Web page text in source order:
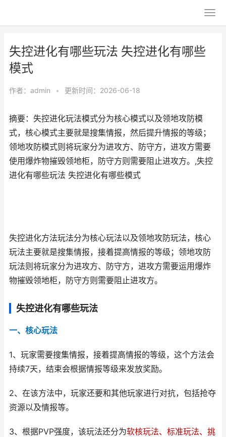
失控进化有哪些玩法 失控进化有哪些
模式
作者： admin • 更新时间：2026-06-18
摘要：失控进化玩法模式分为核心模式以及领地攻防模
式，核心模式主要就是搜集情报，然后提升情报的等级；
领地攻防模式则将玩家分为进攻方、防守方，进攻方需要
使用爆炸物摧毁领地柜，防守方则需要阻止进攻方。,失控
进化有哪些玩法 失控进化有哪些模式
失控进化方法玩法分为核心玩法以及领地攻防玩法，核心
玩法主要就是搜集情报，接着提高情报的等级；领地攻防
玩法则将玩家分为进攻方、防守方，进攻方需要运用爆炸
物摧毁领地柜，防守方则需要阻止进攻方。
失控进化有哪些玩法
一、核心玩法
1、玩家需要搜集情报，接着提高情报的等级，这个方法会
持续7天，结束会根据情报等级来发放奖励。
2、在该方法中，玩家还要和其他玩家进行对抗，包括抢夺
资源以及情报等。
3、根据PVP强度，该玩法还分为软核玩法、标准玩法、挑